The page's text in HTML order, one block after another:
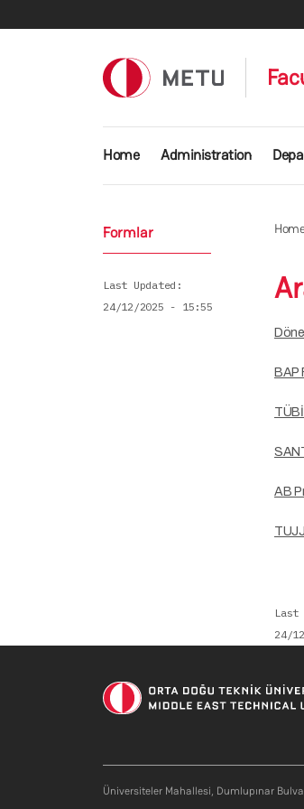
Main navigation
Home Administration
Home
BAP
AB
Last
24/
Formlar
Last Updated
24/12/2025 - 15:55
Üniversiteler Mahallesi, Dumlupınar